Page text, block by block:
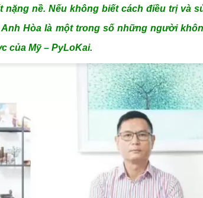
nặng nề. Nếu không biết cách điều trị và
Hòa là một trong số những người
của Mỹ – PyLoKai.